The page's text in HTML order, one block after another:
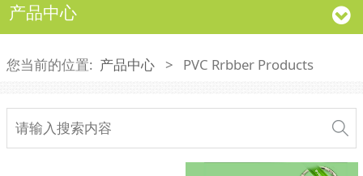
产品中心
您当前的位置: 产品中心 > PVC Rrbber Products